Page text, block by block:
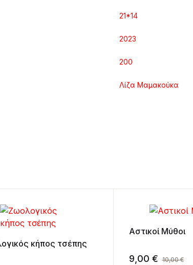
21*14
2023
200
Λίζα Μαμακούκα
κήπος τσέπης
Αστικοί Μύθοι
9,00 € 10,00€